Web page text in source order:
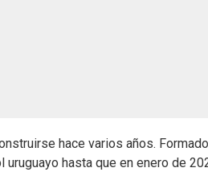
hace varios años.
uruguayo hasta que en enero de